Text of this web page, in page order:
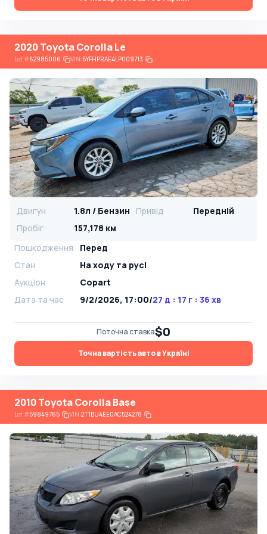
2020 Toyota Corolla Le
Lot#62985006 VIN:5YFHPRAE4LP009713
Двигун 1.8л / Бензин Привід
Передній
Пробіг
157,178 км
Пошкодження
Перед
Стан
На ​​ходу та русі
Аукціон
Copart
Дата та час
9/2/2026, 17:00/27 д : 17 г : 36 хв
Поточна ставка$0
Точна вартість авто в Україні
2010 Toyota Corolla Base
Lot#59849765 VIN:2T1BU4EE0AC524278